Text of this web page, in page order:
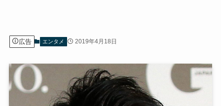
広告 エンタメ 2019年4月18日